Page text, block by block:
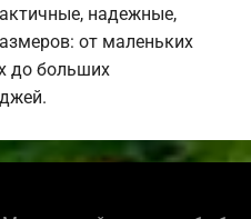
надежные,
от маленьких
до больших